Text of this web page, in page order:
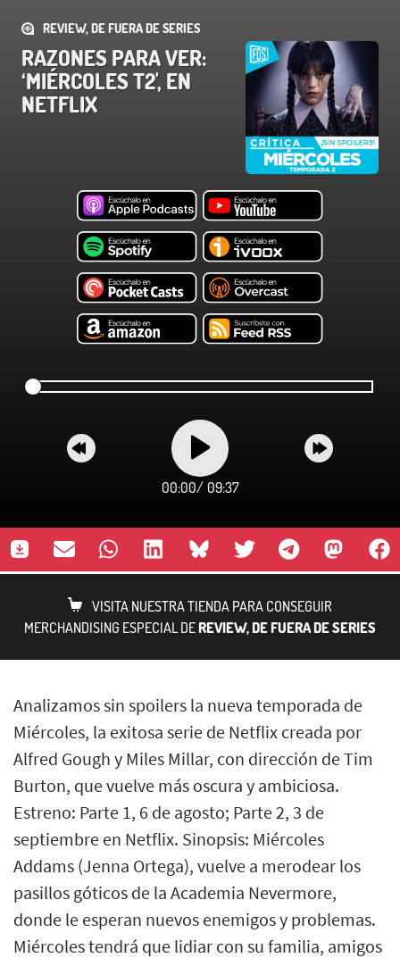
REVIEW, DE FUERA DE SERIES
RAZONES PARA VER:
‘MIÉRCOLES T2', EN
NETFLIX
00:00/ 09:37
VISITA NUESTRA TIENDA PARA CONSEGUIR
MERCHANDISING ESPECIAL DEREVIEW, DE FUERA DE SERIES
Analizamos sin spoilers la nueva temporada de
Miércoles, la exitosa serie de Netflix creada por
Alfred Gough y Miles Millar, con dirección de Tim
Burton, que vuelve más oscura y ambiciosa.
Estreno: Parte 1, 6 de agosto; Parte 2, 3 de
septiembre en Netflix. Sinopsis: Miércoles
Addams (Jenna Ortega), vuelve a merodear los
pasillos góticos de la Academia Nevermore,
donde le esperan nuevos enemigos y problemas.
Miércoles tendrá que lidiar con su familia, amigos